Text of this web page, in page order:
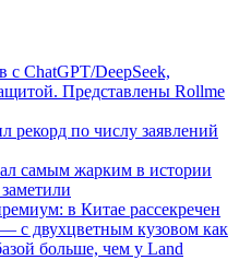
с ChatGPT/DeepSeek,
Представлены Rollme
рекорд по числу заявлений
самым жарким в истории
в Китае рассекречен
с двухцветным кузовом как
больше, чем у Land